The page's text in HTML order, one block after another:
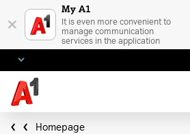
×
My A1
It is even more convenient to
manage communication
services in the application
Homepage